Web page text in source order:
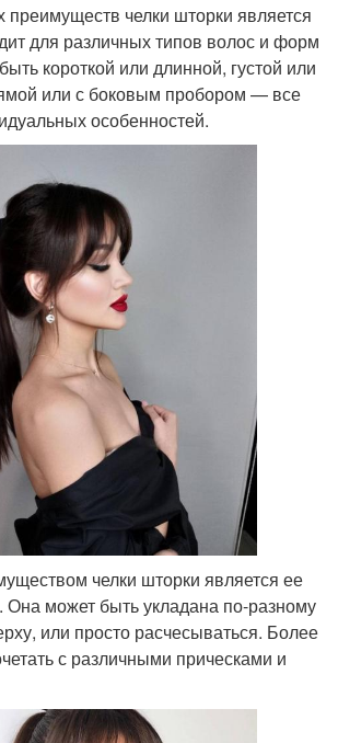
преимуществ челки шторки является
для различных типов волос и форм
короткой или длинной, густой или
или с боковым пробором — все
особенностей.
челки шторки является ее
Она может быть укладана по-разному
или просто расчесываться. Более
с различными прическами и